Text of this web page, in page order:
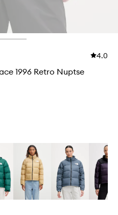
4.0
1996 Retro Nuptse